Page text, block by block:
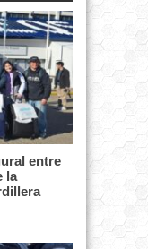
entre
la